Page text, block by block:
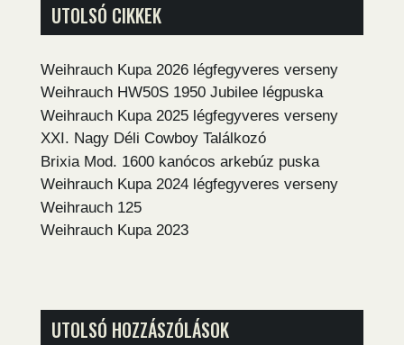
UTOLSÓ CIKKEK
Weihrauch Kupa 2026 légfegyveres verseny
Weihrauch HW50S 1950 Jubilee légpuska
Weihrauch Kupa 2025 légfegyveres verseny
XXI. Nagy Déli Cowboy Találkozó
Brixia Mod. 1600 kanócos arkebúz puska
Weihrauch Kupa 2024 légfegyveres verseny
Weihrauch 125
Weihrauch Kupa 2023
UTOLSÓ HOZZÁSZÓLÁSOK